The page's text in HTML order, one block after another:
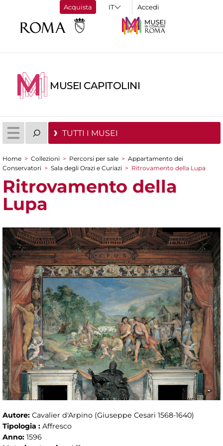
Acquista Accedi
MUSEI CAPITOLINI
TUTTI I MUSEI
Tu sei qui
Home > Collezioni > Percorsi per sale > Appartamento dei
Conservatori > Sala degli Orazi e Curiazi > Ritrovamento della Lupa
Ritrovamento della
Lupa
Autore: Cavalier d'Arpino (Giuseppe Cesari 1568-1640)
Tipologia : Affresco
Anno: 1596